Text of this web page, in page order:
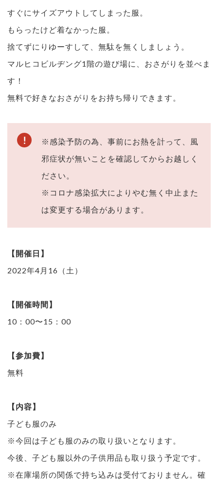
すぐにサイズアウトしてしまった服。
もらったけど着なかった服。
捨てずにりゆーすして、無駄を無くしましょう。
マルヒコビルヂング1階の遊び場に、おさがりを並べま
す！
無料で好きなおさがりをお持ち帰りできます。
※感染予防の為、事前にお熱を計って、風
邪症状が無いことを確認してからお越しく
ださい。
※コロナ感染拡大によりやむ無く中止また
は変更する場合があります。
【開催日】
2022年4月16（土）
【開催時間】
10：00〜15：00
【参加費】
無料
【内容】
子ども服のみ
※今回は子ども服のみの取り扱いとなります。
今後、子ども服以外の子供用品も取り扱う予定です。
※在庫場所の関係で持ち込みは受付ておりません。確